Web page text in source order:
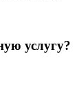
услугу?